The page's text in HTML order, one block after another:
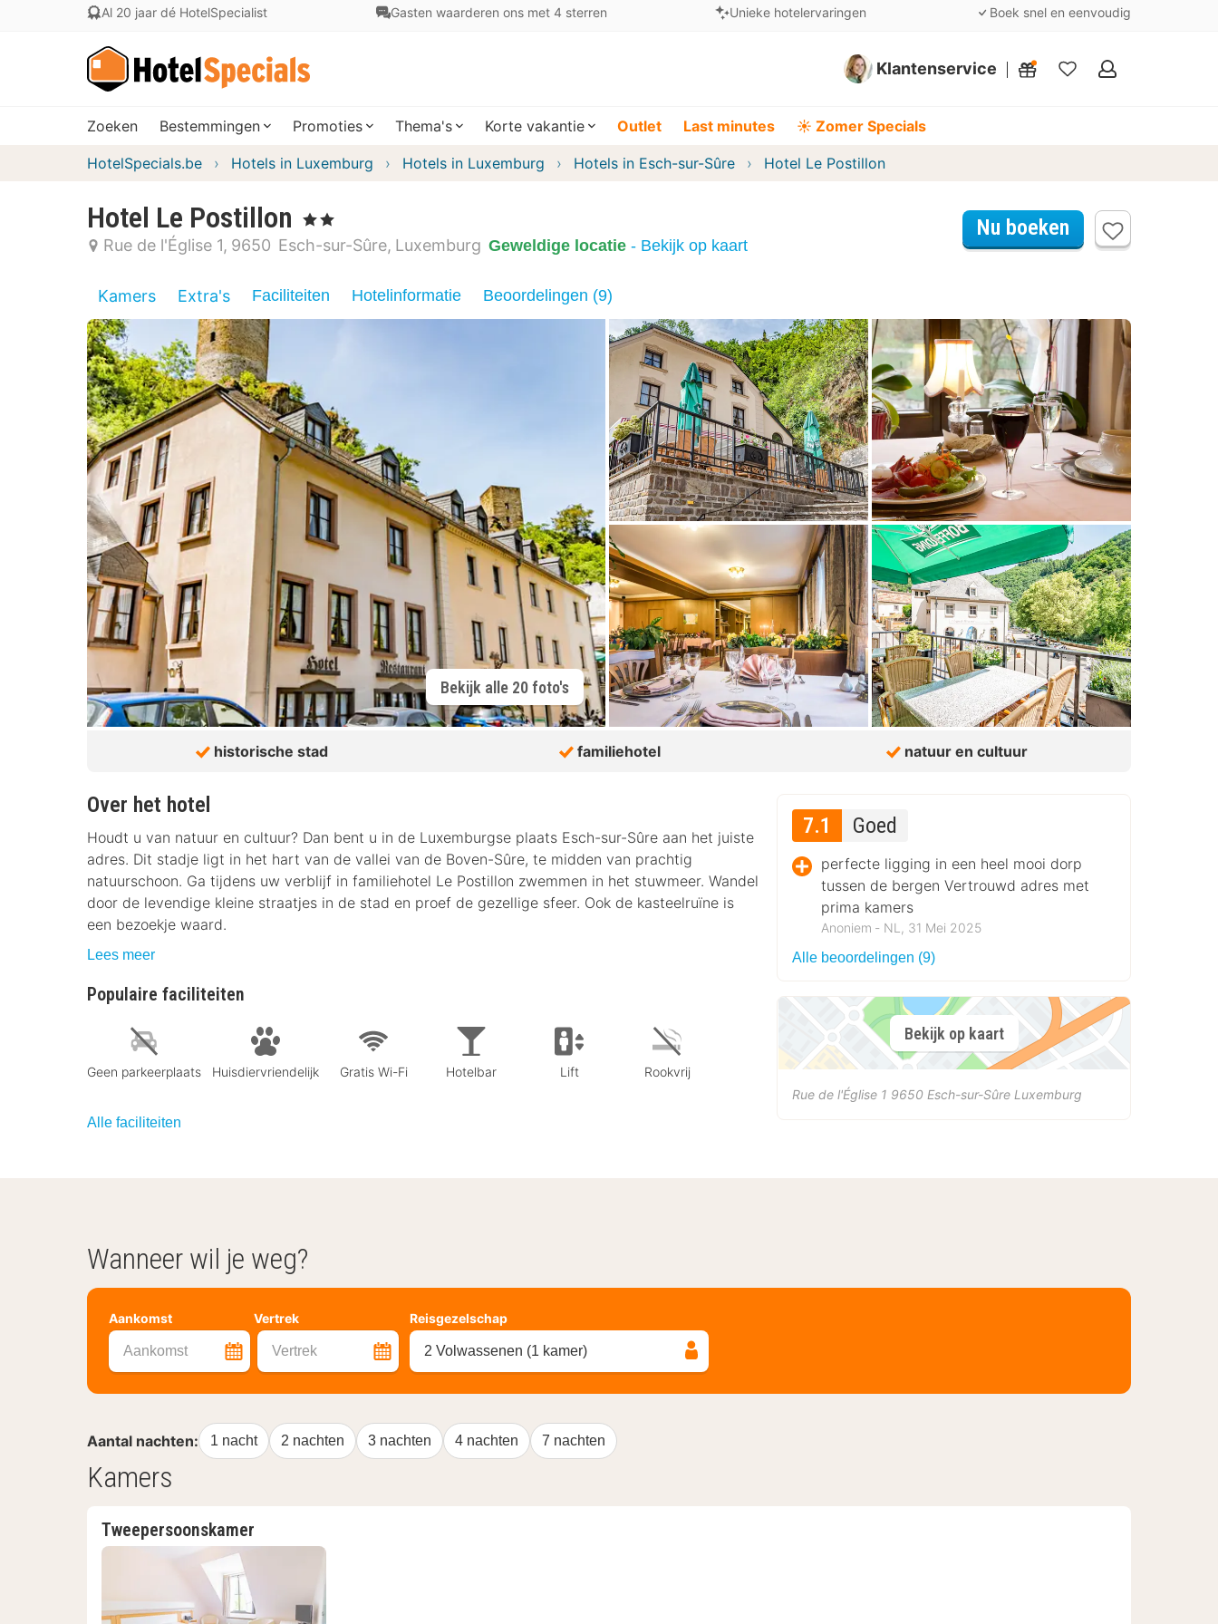
Al 20 jaar dé HotelSpecialist Gasten waarderen ons met 4 sterren Unieke hotelervaringen Boek snel en eenvoudig
Klantenservice
Mijn
Zoeken Bestemmingen Promoties Thema's Korte vakantie Outlet Last minutes ☀️ Zomer Specials
HotelSpecials.be Hotels in Luxemburg Hotels in Luxemburg Hotels in Esch-sur-Sûre Hotel Le Postillon
Hotel Le Postillon , 2 Sterren
Rue de l'Église 1 9650 Esch-sur-Sûre Luxemburg Geweldige locatie - Bekijk op kaart
Nu boeken
Kamers Extra's Faciliteiten Hotelinformatie Beoordelingen (9)
Bekijk alle 20 foto's
historische stad familiehotel natuur en cultuur
Over het hotel
Houdt u van natuur en cultuur? Dan bent u in de Luxemburgse plaats Esch-sur-Sûre aan het juiste
adres. Dit stadje ligt in het hart van de vallei van de Boven-Sûre, te midden van prachtig
natuurschoon. Ga tijdens uw verblijf in familiehotel Le Postillon zwemmen in het stuwmeer. Wandel
door de levendige kleine straatjes in de stad en proef de gezellige sfeer. Ook de kasteelruïne is
een bezoekje waard.
Lees meer
Populaire faciliteiten
Geen parkeerplaats Huisdiervriendelijk Gratis Wi-Fi Hotelbar Lift Rookvrij
Alle faciliteiten
7.1 Goed
perfecte ligging in een heel mooi dorp
tussen de bergen Vertrouwd adres met
prima kamers
Anoniem ‐ NL, 31 Mei 2025
Alle beoordelingen (9)
Bekijk op kaart
Rue de l'Église 1 9650 Esch-sur-Sûre Luxemburg
Wanneer wil je weg?
Aankomst Vertrek
Aankomst Vertrek
Reisgezelschap
2 Volwassenen (1 kamer)
Aantal nachten: 1 nacht 2 nachten 3 nachten 4 nachten 7 nachten
Kamers
Tweepersoonskamer